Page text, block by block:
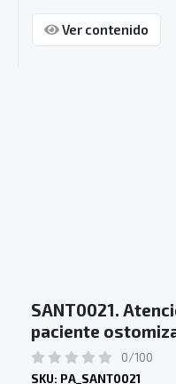
Ver contenido
SANT0021.
paciente
0/100
SKU: PA_SANT0021